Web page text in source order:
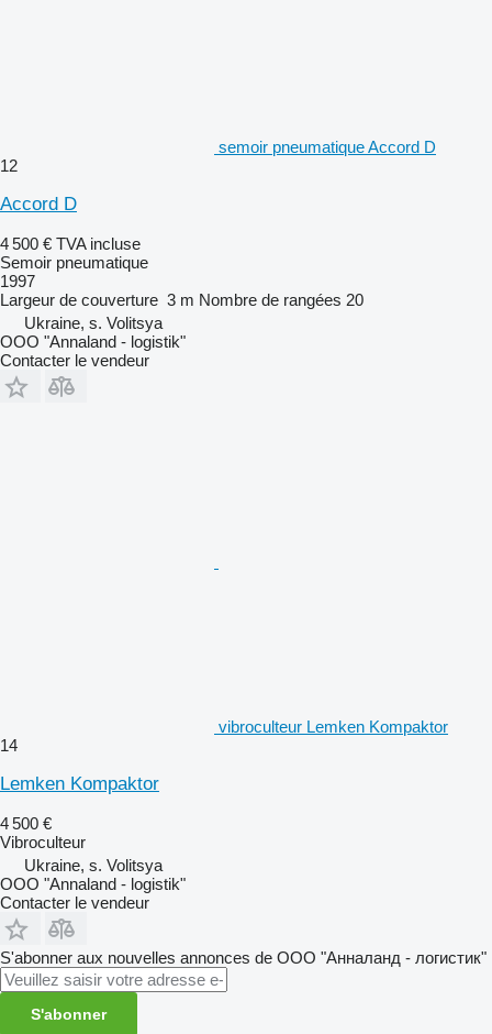
semoir pneumatique Accord D
12
Accord D
4 500 € TVA incluse
Semoir pneumatique
1997
Largeur de couverture 3 m Nombre de rangées 20
Ukraine, s. Volitsya
OOO "Annaland - logistik"
Contacter le vendeur
vibroculteur Lemken Kompaktor
14
Lemken Kompaktor
4 500 €
Vibroculteur
Ukraine, s. Volitsya
OOO "Annaland - logistik"
Contacter le vendeur
S'abonner aux nouvelles annonces de ООО "Анналанд - логистик"
S'abonner